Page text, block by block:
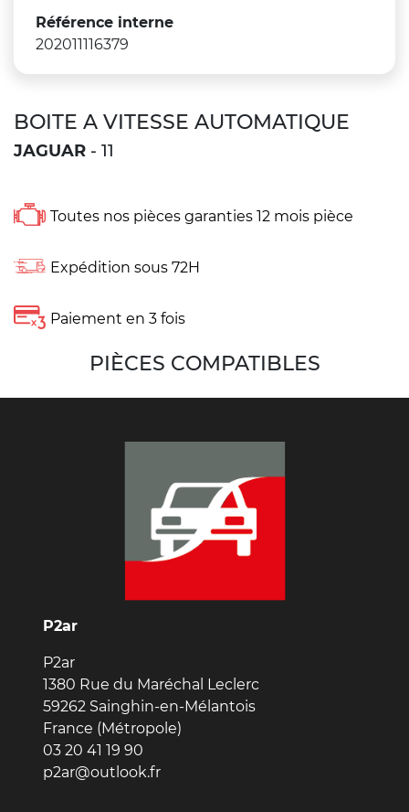
Référence interne
202011116379
BOITE A VITESSE AUTOMATIQUE
JAGUAR - 11
Toutes nos pièces garanties 12 mois pièce
Expédition sous 72H
Paiement en 3 fois
PIÈCES COMPATIBLES
P2ar
P2ar
1380 Rue du Maréchal Leclerc
59262 Sainghin-en-Mélantois
France (Métropole)
03 20 41 19 90
p2ar@outlook.fr